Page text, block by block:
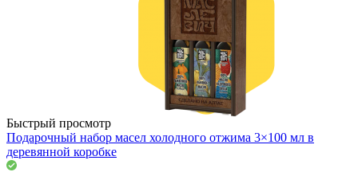
Быстрый просмотр
Подарочный набор масел холодного отжима 3×100 мл в
деревянной коробке